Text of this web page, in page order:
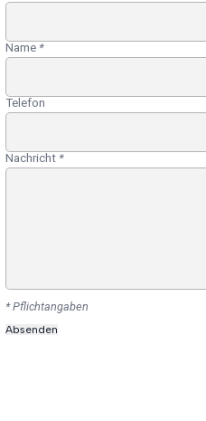
Name*
Telefon
Nachricht *
* Pflichtangaben